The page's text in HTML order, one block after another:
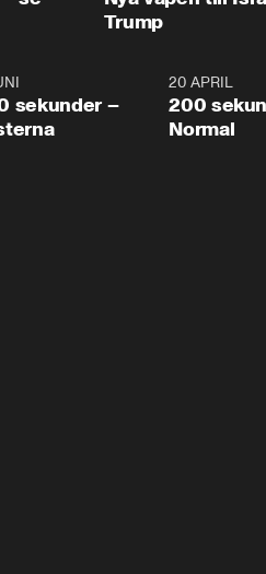
Trump
4:23
sekunder –
20 APRIL
200
Normal